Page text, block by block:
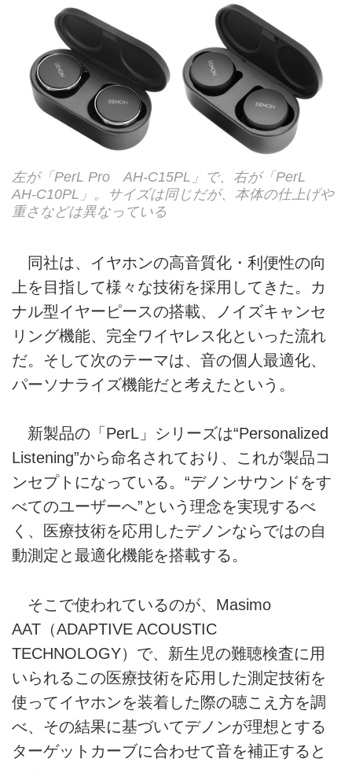
左が「PerL Pro AH-C15PL」で、右が「PerL
AH-C10PL」。サイズは同じだが、本体の仕上げや
重さなどは異なっている
同社は、イヤホンの高音質化・利便性の向
上を目指して様々な技術を採用してきた。カ
ナル型イヤーピースの搭載、ノイズキャンセ
リング機能、完全ワイヤレス化といった流れ
だ。そして次のテーマは、音の個人最適化、
パーソナライズ機能だと考えたという。
新製品の「PerL」シリーズは“Personalized
Listening”から命名されており、これが製品コ
ンセプトになっている。“デノンサウンドをす
べてのユーザーへ”という理念を実現するべ
く、医療技術を応用したデノンならではの自
動測定と最適化機能を搭載する。
そこで使われているのが、Masimo
AAT（ADAPTIVE ACOUSTIC
TECHNOLOGY）で、新生児の難聴検査に用
いられるこの医療技術を応用した測定技術を
使ってイヤホンを装着した際の聴こえ方を調
べ、その結果に基づいてデノンが理想とする
ターゲットカーブに合わせて音を補正すると